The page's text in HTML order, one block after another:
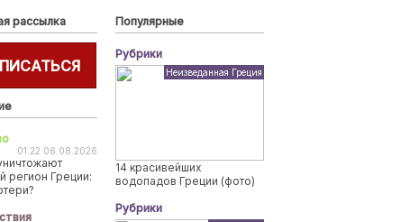
рассылка
01:22 06.08.2026
регион Греции:
Популярные
Рубрики
Неизведанная Греция
14 красивейших
водопадов Греции (фото)
Рубрики